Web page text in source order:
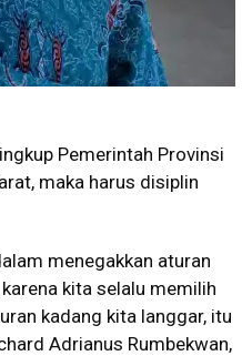
Pemerintah Provinsi
maka harus disiplin
menegakkan aturan
kita selalu memilih
kadang kita langgar, itu
Adrianus Rumbekwan,